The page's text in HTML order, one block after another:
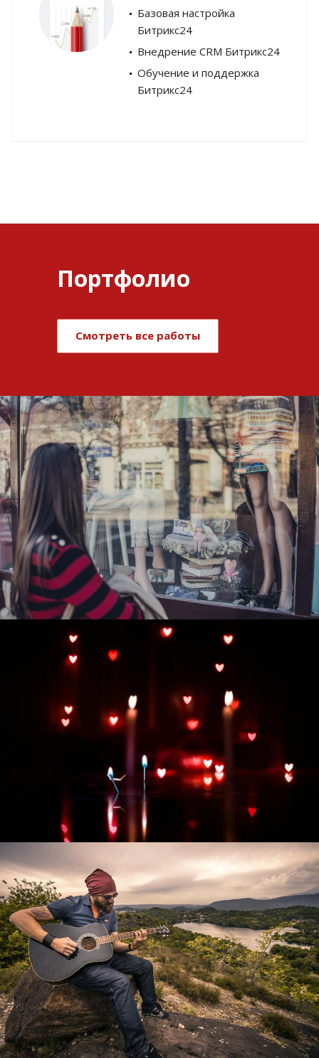
Базовая настройка
Битрикс24
Внедрение CRM Битрикс24
Обучение и поддержка
Битрикс24
Портфолио
Смотреть все работы
Развитие и поддержка интернет-
витрины StepClub
Смотреть проект
Развитие интернет-магазина "Всё для
праздника"
Смотреть проект
Перевод интернет-магазина
Guitaramania.ru на 1С-Битрикс
Смотреть проект